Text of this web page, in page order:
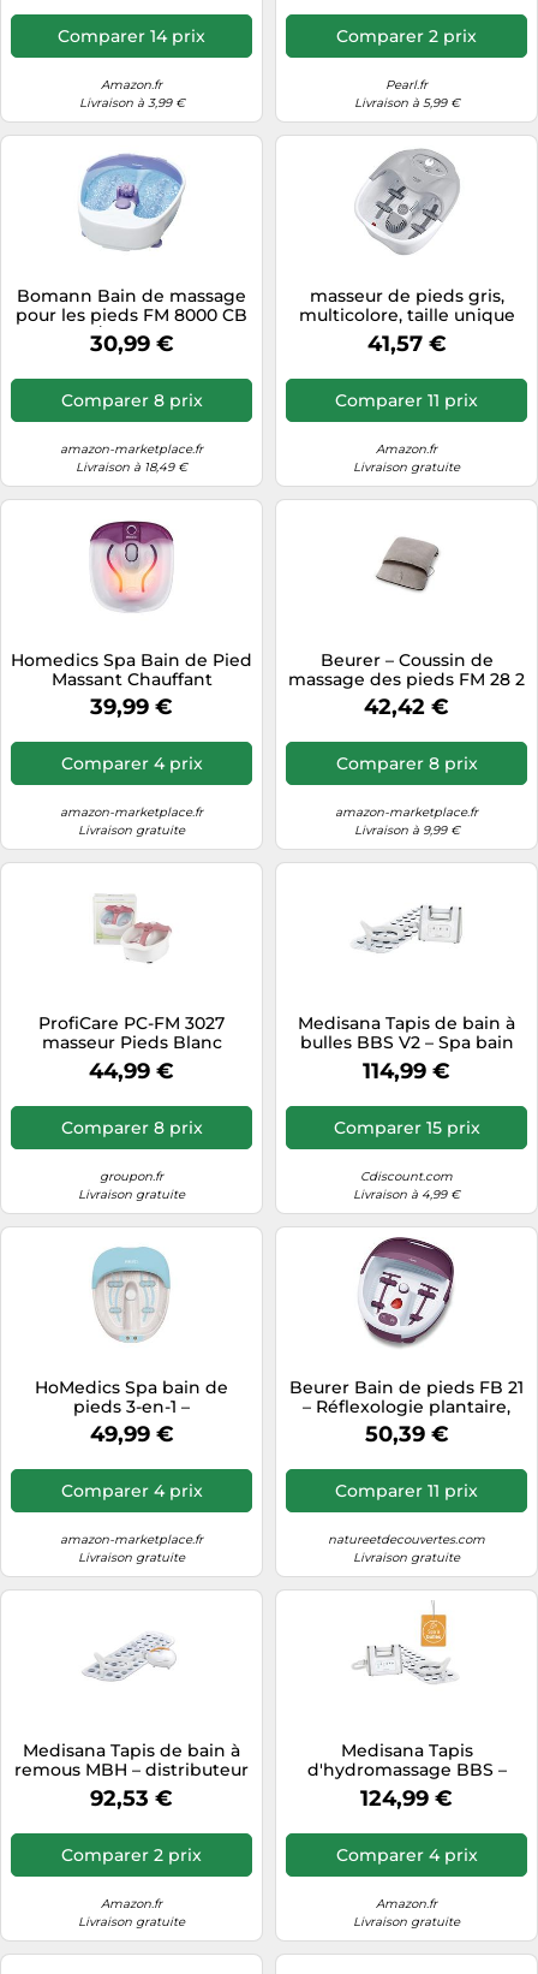
Comparer 14 prix
Amazon.fr
Livraison à 3,99 €
Comparer 2 prix
Pearl.fr
Livraison à 5,99 €
Bomann Bain de massage
pour les pieds FM 8000 CB
Violet/Blanc Normal
30,99 €
Comparer 8 prix
amazon-marketplace.fr
Livraison à 18,49 €
masseur de pieds gris,
multicolore, taille unique
ad 2167
41,57 €
Comparer 11 prix
Amazon.fr
Livraison gratuite
Homedics Spa Bain de Pied
Massant Chauffant
Balnéothérapie avec Bulles
de Massage Relaxant
Jusqu’à la Pointure 47
39,99 €
Comparer 4 prix
amazon-marketplace.fr
Livraison gratuite
Beurer – Coussin de
massage des pieds FM 28 2
en 1 – avec chaleur
42,42 €
Comparer 8 prix
amazon-marketplace.fr
Livraison à 9,99 €
ProfiCare PC-FM 3027
masseur Pieds Blanc
44,99 €
Comparer 8 prix
groupon.fr
Livraison gratuite
Medisana Tapis de bain à
bulles BBS V2 – Spa bain
bouillonnant 570 W, blanc,
distributeur d'arômes
114,99 €
Comparer 15 prix
Cdiscount.com
Livraison à 4,99 €
HoMedics Spa bain de
pieds 3-en-1 –
Hydromassage et bulles
49,99 €
Comparer 4 prix
amazon-marketplace.fr
Livraison gratuite
Beurer Bain de pieds FB 21
– Réflexologie plantaire,
embouts pédicure, lumière
infrarouge
50,39 €
Comparer 11 prix
natureetdecouvertes.com
Livraison gratuite
Medisana Tapis de bain à
remous MBH – distributeur
d'arômes, 3 niveaux,
fonction minuterie
92,53 €
Comparer 2 prix
Amazon.fr
Livraison gratuite
Medisana Tapis
d'hydromassage BBS –
Bain à bulles, 3 niveaux
d'intensité – Distributeur
124,99 €
Comparer 4 prix
Amazon.fr
Livraison gratuite